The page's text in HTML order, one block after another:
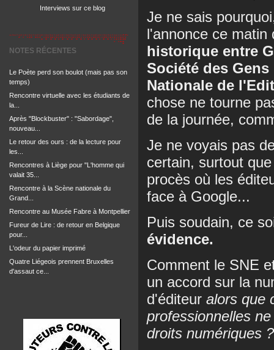
Interviews sur ce blog
NOTES RÉCENTES
Le Poète perd son boulot (mais pas son
temps)
Rencontre virtuelle avec les étudiants de
la...
Après "Blockbuster" : "Sabordage",
nouveau...
Le retour des ours : de la lecture pour
les...
Rencontres à Liège pour "L'homme qui
valait 35...
Rencontre à la Scène nationale du
Grand...
Rencontre au Musée Fabre à Montpellier
Fureur de Lire : de retour en Belgique
pour...
L'odeur du papier imprimé
Quatre Liégeois prennent Bruxelles
d'assaut ce...
Je ne sais
l'annonce ce
historique entre
Société des
Nationale de
chose ne tourne
de la journée,
Je ne voyais pas
certain, surtout
procès où les
face à Google...
Puis soudain, ce
évidence.
Comment le SNE
un accord sur la
d'éditeur alors que
professionnelles
droits numériques